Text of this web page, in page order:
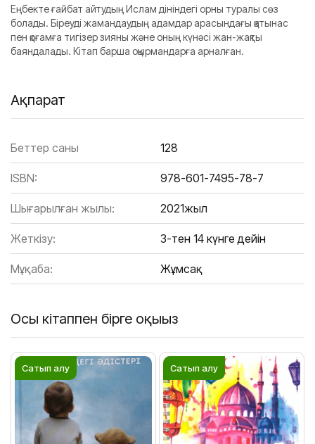
Еңбекте ғайбат айтудың Ислам дініндегі орны туралы сөз
болады. Біреуді жамандаудың адамдар арасындағы қатынас
пен қоғамға тигізер зияны және оның күнәсі жан-жақты
баяндалады. Кітап барша оқырмандарға арналған.
Ақпарат
Беттер саны 128
ISBN: 978-601-7495-78-7
Шығарылған жылы: 2021жыл
Жеткізу: 3-тен 14 күнге дейін
Мұқаба: Жұмсақ
Осы кітаппен бірге оқыңыз
Сатып алу Сатып алу